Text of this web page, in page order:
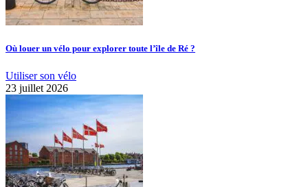
Où louer un vélo pour explorer toute l’île de Ré ?
Utiliser son vélo
23 juillet 2026